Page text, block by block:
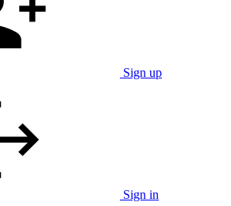
Sign up
Sign in